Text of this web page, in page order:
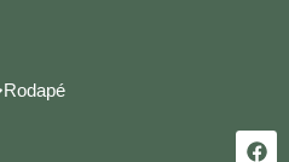
Rodapé